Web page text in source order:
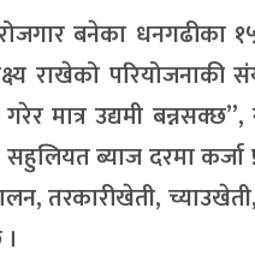
बनेका धनगढीका
राखेको
मात्र उद्यमी
ब्याज दरमा कर्जा
तरकारीखेती,